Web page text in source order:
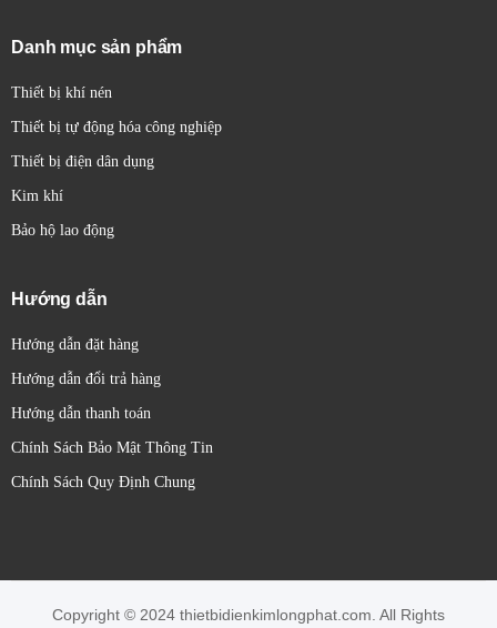
Lắp đặt linh hoạt:
Danh mục sản phẩm
Thiết bị khí nén
Thiết bị tự động hóa công nghiệp
Thiết bị điện dân dụng
Kim khí
Bảo hộ lao động
Hướng dẫn
Hướng dẫn đặt hàng
Hướng dẫn đổi trả hàng
Hướng dẫn thanh toán
Chính Sách Bảo Mật Thông Tin
Chính Sách Quy Định Chung
Copyright © 2024 thietbidienkimlongphat.com. All Rights